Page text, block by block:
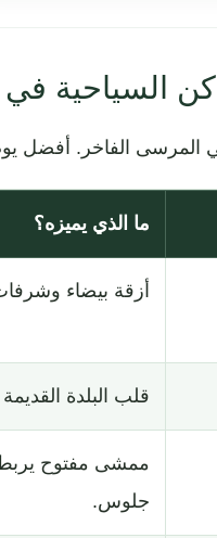
السياحية في
المرسى الفاخر. أفضل
ما الذي يميزه؟
أزقة بيضاء
قلب البلدة
ممشى مفتوح يربط
جلوس.